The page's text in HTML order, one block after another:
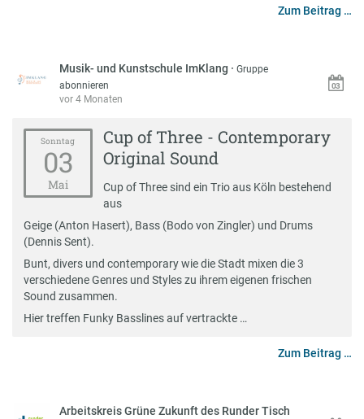
Zum Beitrag …
Musik- und Kunstschule ImKlang ·Gruppe
abonnieren
vor 4 Monaten
Sonntag
03
Mai
Cup of Three - Contemporary
Original Sound
Cup of Three sind ein Trio aus Köln bestehend
aus
Geige (Anton Hasert), Bass (Bodo von Zingler) und Drums
(Dennis Sent).
Bunt, divers und contemporary wie die Stadt mixen die 3
verschiedene Genres und Styles zu ihrem eigenen frischen
Sound zusammen.
Hier treffen Funky Basslines auf vertrackte …
Zum Beitrag …
Arbeitskreis Grüne Zukunft des Runder Tisch